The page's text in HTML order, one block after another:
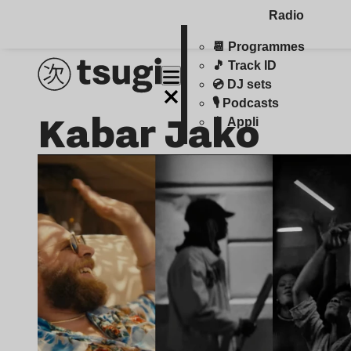
Radio
📆 Programmes
🎵 Track ID
💿 DJ sets
🎙️ Podcasts
📱 Appli
Kabar Jako